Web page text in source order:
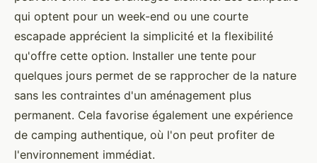
qui optent pour un week-end ou une courte
escapade apprécient la simplicité et la flexibilité
qu'offre cette option. Installer une tente pour
quelques jours permet de se rapprocher de la nature
sans les contraintes d'un aménagement plus
permanent. Cela favorise également une expérience
de camping authentique, où l'on peut profiter de
l'environnement immédiat.